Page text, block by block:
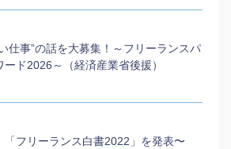
仕事”の話を大募集！～フリーランスパ
ド2026～（経済産業省後援）
「フリーランス白書2022」を発表〜